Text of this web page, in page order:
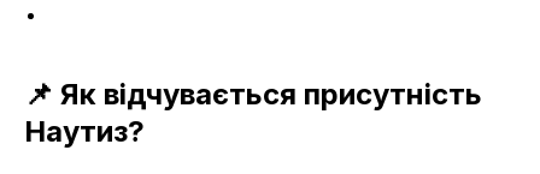
📌 Як відчувається присутність
Наутиз?